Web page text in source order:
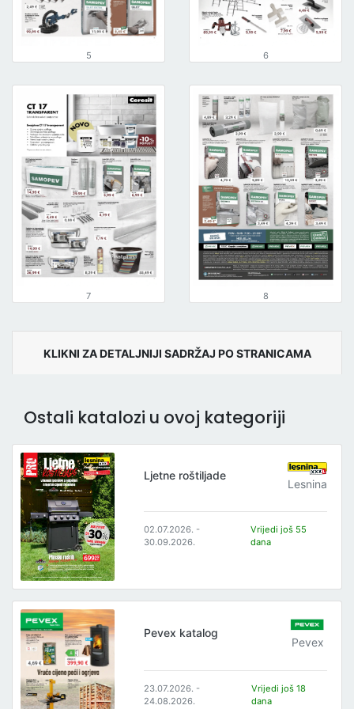
5 6
7 8
KLIKNI ZA DETALJNIJI SADRŽAJ PO STRANICAMA
Ostali katalozi u ovoj kategoriji
Ljetne roštiljade
Lesnina
02.07.2026. -
30.09.2026.
Vrijedi još 55
dana
Pevex katalog
Pevex
23.07.2026. -
24.08.2026.
Vrijedi još 18
dana